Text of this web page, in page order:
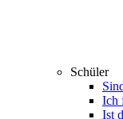
Schüler
Ich
Ist